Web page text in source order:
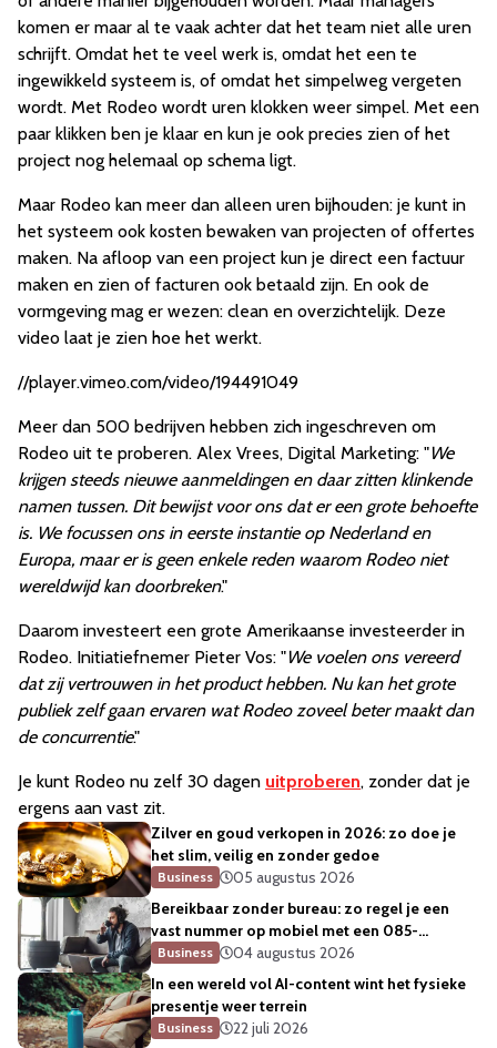
komen er maar al te vaak achter dat het team niet alle uren
schrijft. Omdat het te veel werk is, omdat het een te
ingewikkeld systeem is, of omdat het simpelweg vergeten
wordt. Met Rodeo wordt uren klokken weer simpel. Met een
paar klikken ben je klaar en kun je ook precies zien of het
project nog helemaal op schema ligt.
Maar Rodeo kan meer dan alleen uren bijhouden: je kunt in
het systeem ook kosten bewaken van projecten of offertes
maken. Na afloop van een project kun je direct een factuur
maken en zien of facturen ook betaald zijn. En ook de
vormgeving mag er wezen: clean en overzichtelijk. Deze
video laat je zien hoe het werkt.
//player.vimeo.com/video/194491049
Meer dan 500 bedrijven hebben zich ingeschreven om
Rodeo uit te proberen. Alex Vrees, Digital Marketing: "We
krijgen steeds nieuwe aanmeldingen en daar zitten klinkende
namen tussen. Dit bewijst voor ons dat er een grote behoefte
is. We focussen ons in eerste instantie op Nederland en
Europa, maar er is geen enkele reden waarom Rodeo niet
wereldwijd kan doorbreken."
Daarom investeert een grote Amerikaanse investeerder in
Rodeo. Initiatiefnemer Pieter Vos: "We voelen ons vereerd
dat zij vertrouwen in het product hebben. Nu kan het grote
publiek zelf gaan ervaren wat Rodeo zoveel beter maakt dan
de concurrentie."
Je kunt Rodeo nu zelf 30 dagen uitproberen, zonder dat je
ergens aan vast zit.
Zilver en goud verkopen in 2026: zo doe je
het slim, veilig en zonder gedoe
Business
05 augustus 2026
Bereikbaar zonder bureau: zo regel je een
vast nummer op mobiel met een 085-
telefoonnummer
Business
04 augustus 2026
In een wereld vol AI-content wint het fysieke
presentje weer terrein
Business
22 juli 2026